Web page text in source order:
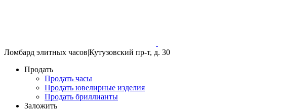
Ломбард элитных часов|Кутузовский пр-т, д. 30
Продать
Продать часы
Продать ювелирные изделия
Продать бриллианты
Заложить